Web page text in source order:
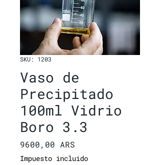
SKU: 1203
Vaso de
Precipitado
100ml Vidrio
Boro 3.3
9600,00 ARS
Impuesto incluido